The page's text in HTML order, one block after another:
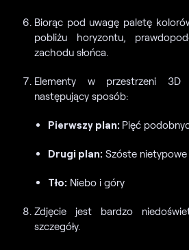
Biorąc pod uwagę paletę
pobliżu horyzontu,
zachodu słońca.
Elementy w przestrzeni 3D
następujący sposób:
Pierwszy plan: Pięć
Drugi plan: Szóste nietypowe
Tło: Niebo i góry
Zdjęcie jest bardzo
szczegóły.